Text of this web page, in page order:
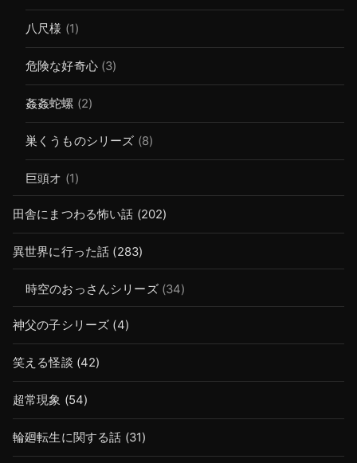
八尺様 (1)
危険な好奇心(3)
姦姦蛇螺 (2)
巣くうものシリーズ (8)
巨頭オ (1)
田舎にまつわる怖い話 (202)
異世界に行った話 (283)
時空のおっさんシリーズ(34)
神父の子シリーズ (4)
笑える怪談 (42)
超常現象 (54)
輪廻転生に関する話 (31)